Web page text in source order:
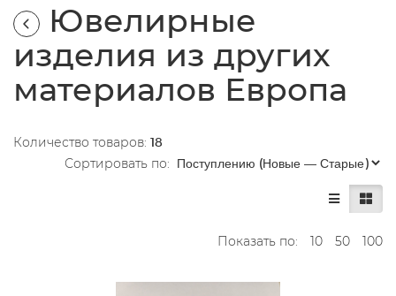
Ювелирные
изделия из других
материалов Европа
Количество товаров: 18
Сортировать по:
Показать по: 10 50 100